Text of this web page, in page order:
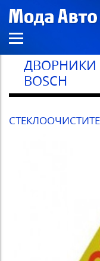
ДВОРНИКИ
BOSCH